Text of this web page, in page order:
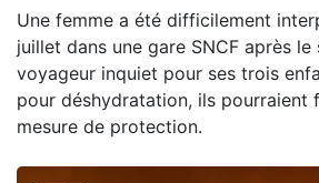
Une femme a été difficilement
juillet dans une gare SNCF après le
voyageur inquiet pour ses trois
pour déshydratation, ils pourraient
mesure de protection.